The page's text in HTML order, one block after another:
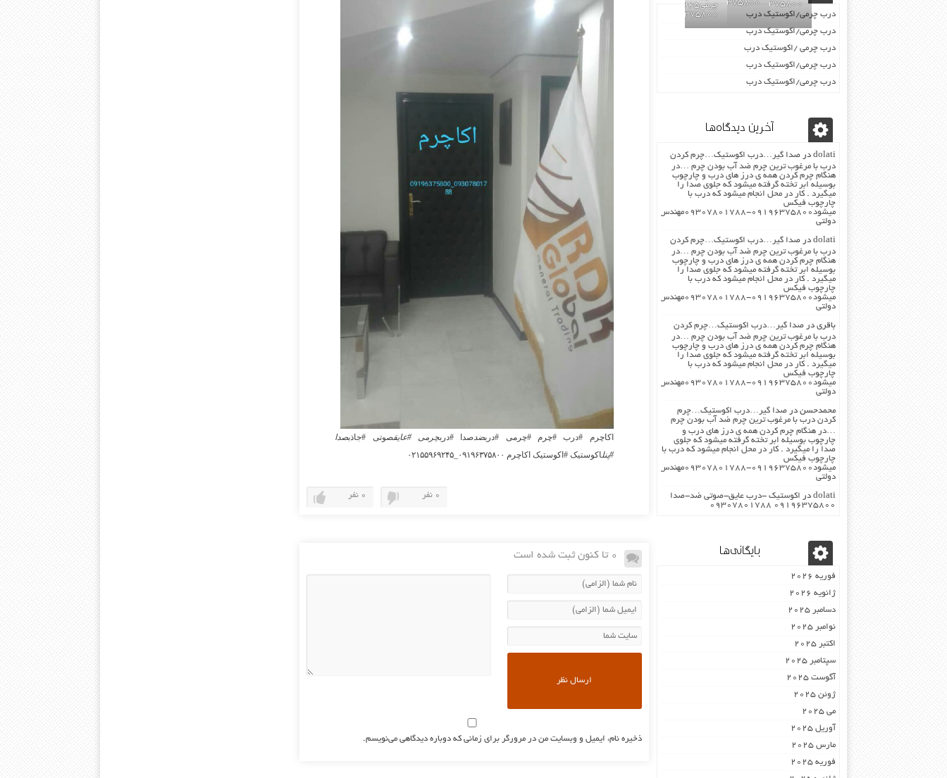
اکاچرم #درب #چرم #چرمی #دربضد صدا #دربچرمی #عایقصوتی #جاذبصدا
#پنلاکوستیک #اکوستیک اکاچرم ۰۹۱۹۶۳۷۵۸۰۰_۰۲۱۵۵۹۶۹۲۴۵
0 نفر 0 نفر
0 تا کنون ثبت شده است
ذخیره نام، ایمیل و وبسایت من در مرورگر برای زمانی که دوباره دیدگاهی می‌نویسم.
09196375800
09196375800
09196375800
درب چرمی/اکوستیک درب
درب چرمی/اکوستیک درب
درب چرمی /اکوستیک درب
درب چرمی/اکوستیک درب
درب چرمی/اکوستیک درب
آخرین دیدگاه‌ها
dolati در صدا گیر…درب اکوستیک…چرم کردن
درب با مرغوب ترین چرم ضد آب بودن چرم …در
هنگام چرم کردن همه ی درز های درب و چارچوب
بوسیله ابر تخته گرفته میشود که جلوی صدا را
میگیرد . کار در محل انجام میشود که درب با
چارچوب فیکس
میشود۰۹۱۹۶۳۷۵۸۰۰-۰۹۳۰۷۸۰۱۷۸۸مهندس
دولتی
dolati در صدا گیر…درب اکوستیک…چرم کردن
درب با مرغوب ترین چرم ضد آب بودن چرم …در
هنگام چرم کردن همه ی درز های درب و چارچوب
بوسیله ابر تخته گرفته میشود که جلوی صدا را
میگیرد . کار در محل انجام میشود که درب با
چارچوب فیکس
میشود۰۹۱۹۶۳۷۵۸۰۰-۰۹۳۰۷۸۰۱۷۸۸مهندس
دولتی
باقری در صدا گیر…درب اکوستیک…چرم کردن
درب با مرغوب ترین چرم ضد آب بودن چرم …در
هنگام چرم کردن همه ی درز های درب و چارچوب
بوسیله ابر تخته گرفته میشود که جلوی صدا را
میگیرد . کار در محل انجام میشود که درب با
چارچوب فیکس
میشود۰۹۱۹۶۳۷۵۸۰۰-۰۹۳۰۷۸۰۱۷۸۸مهندس
دولتی
محمدحسن در صدا گیر…درب اکوستیک…چرم
کردن درب با مرغوب ترین چرم ضد آب بودن چرم
…در هنگام چرم کردن همه ی درز های درب و
چارچوب بوسیله ابر تخته گرفته میشود که جلوی
صدا را میگیرد . کار در محل انجام میشود که درب با
چارچوب فیکس
میشود۰۹۱۹۶۳۷۵۸۰۰-۰۹۳۰۷۸۰۱۷۸۸مهندس
دولتی
dolati در اکوستیک -درب عایق-صوتی ضد-صدا
۰۹۱۹۶۳۷۵۸۰۰ ۰۹۳۰۷۸۰۱۷۸۸
بایگانی‌ها
فوریه 2026
ژانویه 2026
دسامبر 2025
نوامبر 2025
اکتبر 2025
سپتامبر 2025
آگوست 2025
ژوئن 2025
می 2025
آوریل 2025
مارس 2025
فوریه 2025